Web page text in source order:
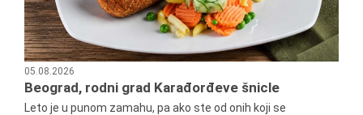
05.08.2026
Beograd, rodni grad Karađorđeve šnicle
Leto je u punom zamahu, pa ako ste od onih koji se